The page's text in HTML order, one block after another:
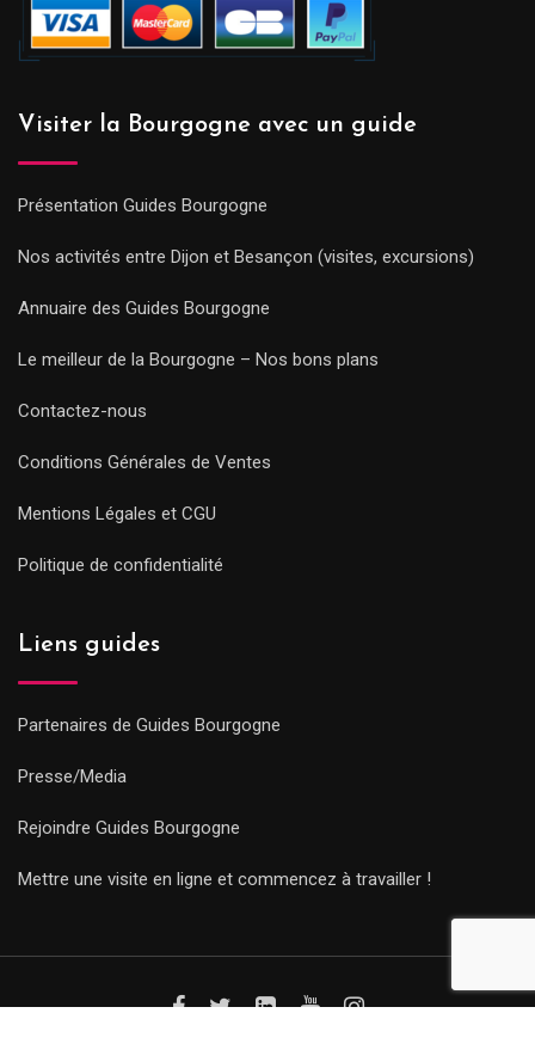
Visiter la Bourgogne avec un guide
Présentation Guides Bourgogne
Nos activités entre Dijon et Besançon (visites, excursions)
Annuaire des Guides Bourgogne
Le meilleur de la Bourgogne – Nos bons plans
Contactez-nous
Conditions Générales de Ventes
Mentions Légales et CGU
Politique de confidentialité
Liens guides
Partenaires de Guides Bourgogne
Presse/Media
Rejoindre Guides Bourgogne
Mettre une visite en ligne et commencez à travailler !